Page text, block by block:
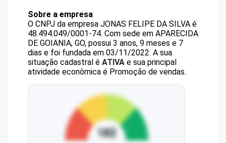
Sobre a empresa
O CNPJ da empresa JONAS FELIPE DA SILVA é
48.494.049/0001-74. Com sede em APARECIDA
DE GOIANIA, GO, possui 3 anos, 9 meses e 7
dias e foi fundada em 03/11/2022. A sua
situação cadastral é ATIVA e sua principal
atividade econômica é Promoção de vendas.